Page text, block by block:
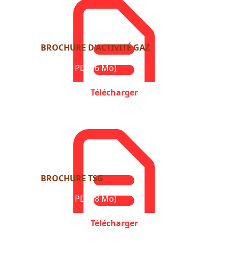
BROCHURE D'ACTIVITÉ GAZ
Format : PDF (6 Mo)
Télécharger
BROCHURE TSG
Format : PDF (8 Mo)
Télécharger